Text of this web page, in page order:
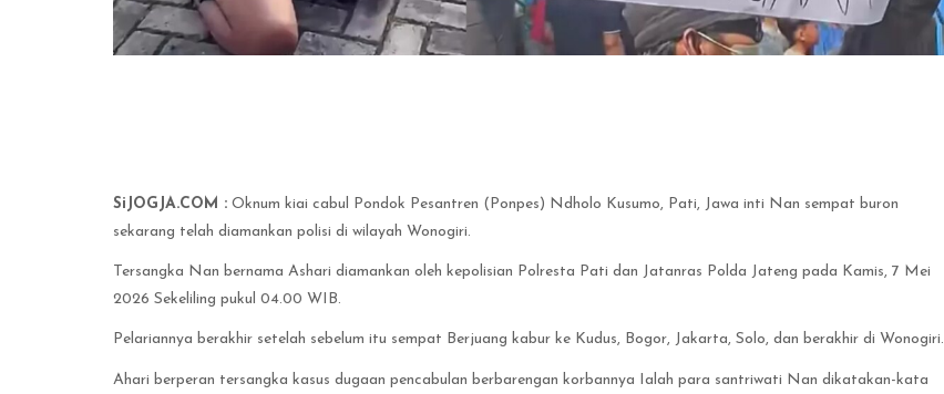
SiJOGJA.COM : Oknum kiai cabul Pondok Pesantren (Ponpes) Ndholo Kusumo, Pati, Jawa inti Nan sempat buron
sekarang telah diamankan polisi di wilayah Wonogiri.
Tersangka Nan bernama Ashari diamankan oleh kepolisian Polresta Pati dan Jatanras Polda Jateng pada Kamis, 7 Mei
2026 Sekeliling pukul 04.00 WIB.
Pelariannya berakhir setelah sebelum itu sempat Berjuang kabur ke Kudus, Bogor, Jakarta, Solo, dan berakhir di Wonogiri.
Ahari berperan tersangka kasus dugaan pencabulan berbarengan korbannya Ialah para santriwati Nan dikatakan-kata